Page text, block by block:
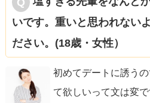
いです。重いと思われない
ださい。(18歳・女性）
初めてデートに誘う
て欲しいって文は変